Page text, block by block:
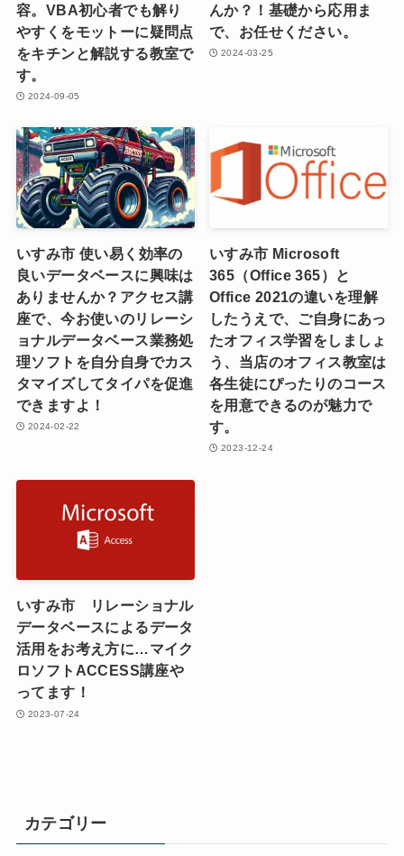
容。VBA初心者でも解り
やすくをモットーに疑問点
をキチンと解説する教室で
す。
2024-09-05
んか？！基礎から応用ま
で、お任せください。
2024-03-25
いすみ市 使い易く効率の
良いデータベースに興味は
ありませんか？アクセス講
座で、今お使いのリレーシ
ョナルデータベース業務処
理ソフトを自分自身でカス
タマイズしてタイパを促進
できますよ！
2024-02-22
いすみ市 Microsoft
365（Office 365）と
Office 2021の違いを理解
したうえで、ご自身にあっ
たオフィス学習をしましょ
う、当店のオフィス教室は
各生徒にぴったりのコース
を用意できるのが魅力で
す。
2023-12-24
いすみ市 リレーショナル
データベースによるデータ
活用をお考え方に…マイク
ロソフトACCESS講座や
ってます！
2023-07-24
カテゴリー